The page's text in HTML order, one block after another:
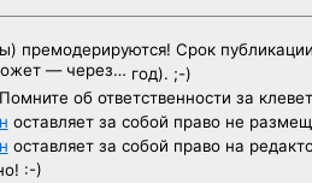
премодерируются! Срок
— через… год). ;-)
об ответственности за
оставляет за собой право не
оставляет за собой право на
:-)